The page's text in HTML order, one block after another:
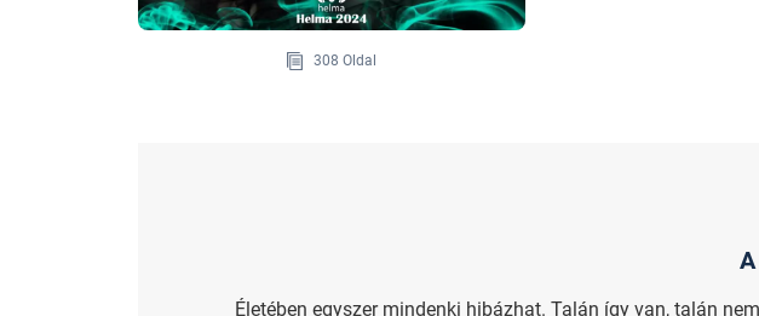
308 Oldal
Életében egyszer mindenki hibázhat. Talán így van, talán